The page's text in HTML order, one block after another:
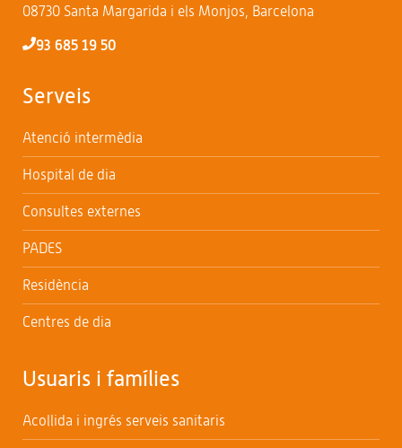
08730 Santa Margarida i els Monjos, Barcelona
93 685 19 50
Serveis
Atenció intermèdia
Hospital de dia
Consultes externes
PADES
Residència
Centres de dia
Usuaris i famílies
Acollida i ingrés serveis sanitaris